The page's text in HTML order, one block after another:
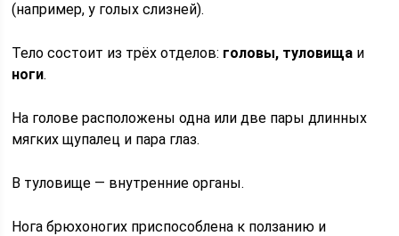
(например, у голых слизней).
Тело состоит из трёх отделов: головы, туловища и
ноги.
На голове расположены одна или две пары длинных
мягких щупалец и пара глаз.
В туловище — внутренние органы.
Нога брюхоногих приспособлена к ползанию и